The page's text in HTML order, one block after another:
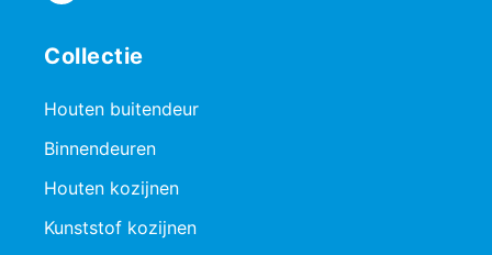
Collectie
Houten buitendeur
Binnendeuren
Houten kozijnen
Kunststof kozijnen